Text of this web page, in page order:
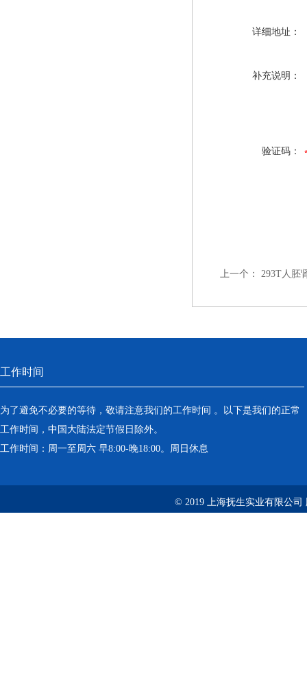
详细地址：
补充说明：
验证码：
上一个： 293T人胚
工作时间
为了避免不必要的等待，敬请注意我们的工作时间 。以下是我们的正常
工作时间，中国大陆法定节假日除外。
工作时间：周一至周六 早8:00-晚18:00。周日休息
© 2019 上海抚生实业有限公司